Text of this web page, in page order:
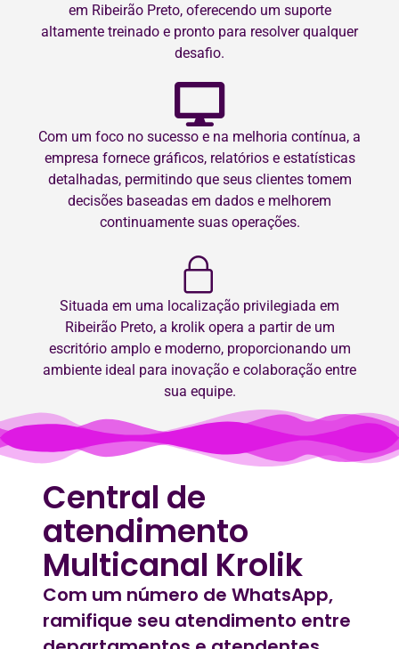
em Ribeirão Preto, oferecendo um suporte
altamente treinado e pronto para resolver qualquer
desafio.
Com um foco no sucesso e na melhoria contínua, a
empresa fornece gráficos, relatórios e estatísticas
detalhadas, permitindo que seus clientes tomem
decisões baseadas em dados e melhorem
continuamente suas operações.
Situada em uma localização privilegiada em
Ribeirão Preto, a krolik opera a partir de um
escritório amplo e moderno, proporcionando um
ambiente ideal para inovação e colaboração entre
sua equipe.
Central de
atendimento
Multicanal Krolik
Com um número de WhatsApp,
ramifique seu atendimento entre